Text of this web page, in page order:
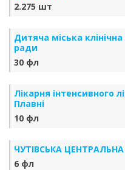
2.275 шт
Дитяча міська
ради
30 фл
Лікарня інтенсивного
Плавні
10 фл
ЧУТІВСЬКА ЦЕНТРАЛЬНА
6 фл